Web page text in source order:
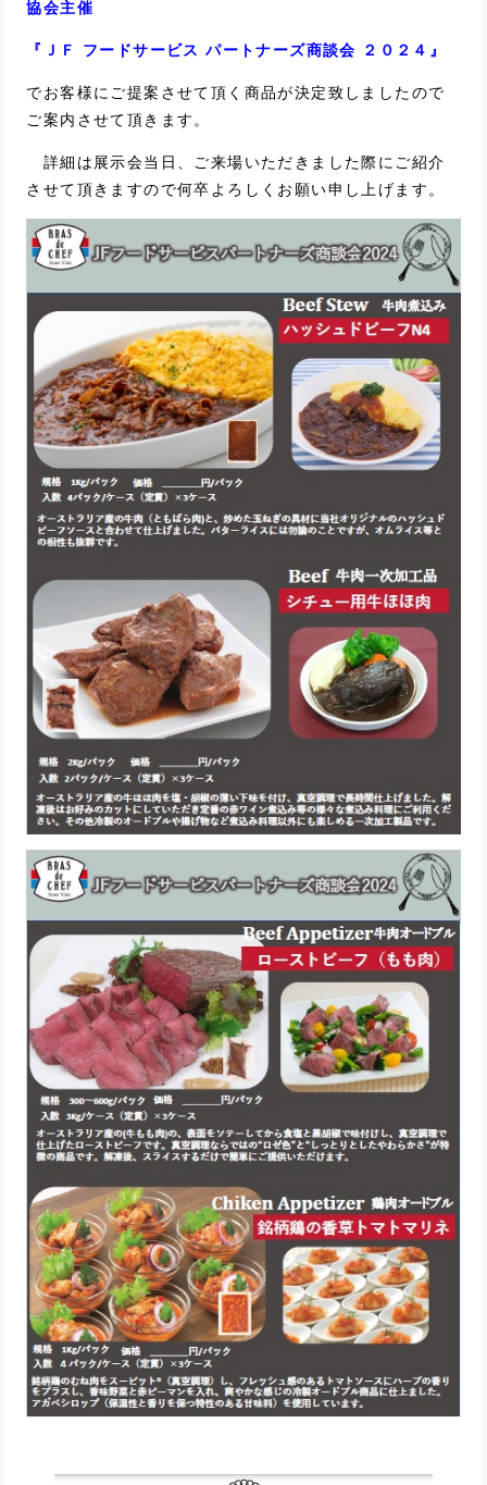
協会主催
『ＪＦ フードサービス パートナーズ商談会 ２０２４』
でお客様にご提案させて頂く商品が決定致しましたので
ご案内させて頂きます。
詳細は展示会当日、ご来場いただきました際にご紹介
させて頂きますので何卒よろしくお願い申し上げます。